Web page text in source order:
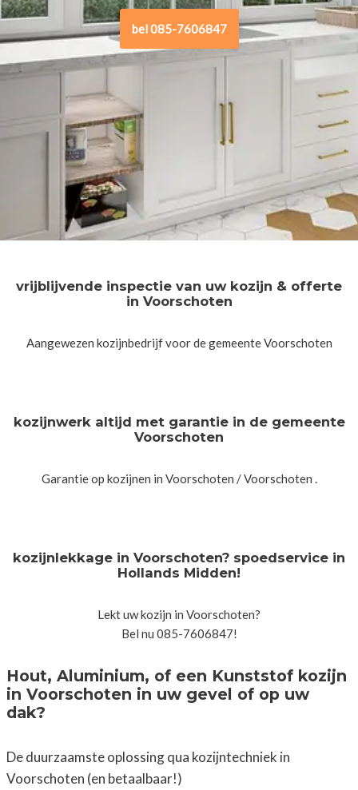
bel 085-7606847
vrijblijvende inspectie van uw kozijn & offerte
in Voorschoten
Aangewezen kozijnbedrijf voor de gemeente Voorschoten
kozijnwerk altijd met garantie in de gemeente
Voorschoten
Garantie op kozijnen in Voorschoten / Voorschoten .
kozijnlekkage in Voorschoten? spoedservice in
Hollands Midden!
Lekt uw kozijn in Voorschoten?
Bel nu 085-7606847!
Hout, Aluminium, of een Kunststof kozijn
in Voorschoten in uw gevel of op uw
dak?
De duurzaamste oplossing qua kozijntechniek in
Voorschoten (en betaalbaar!)